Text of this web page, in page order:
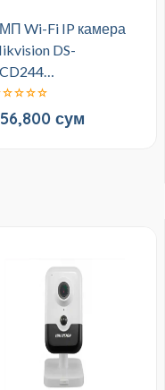
Wi-Fi IP камера
DS-
сум